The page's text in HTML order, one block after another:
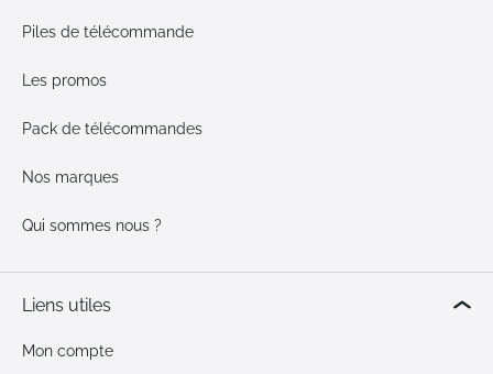
Piles de télécommande
Les promos
Pack de télécommandes
Nos marques
Qui sommes nous ?
Liens utiles
Mon compte